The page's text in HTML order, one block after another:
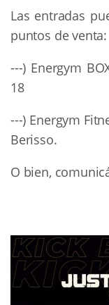
Las entradas
puntos de venta:
---) Energym
18
---) Energym
Berisso.
O bien,